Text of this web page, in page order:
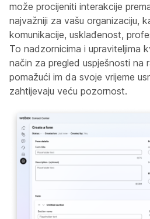
može procijeniti interakcije
najvažniji za vašu organizaciju,
komunikacije, usklađenost,
To nadzornicima i upraviteljima
način za pregled uspješnosti na
pomažući im da svoje vrijeme
zahtijevaju veću pozornost.